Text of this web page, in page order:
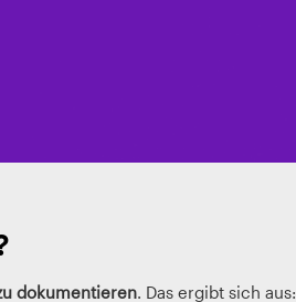
dokumentieren. Das ergibt sich aus: